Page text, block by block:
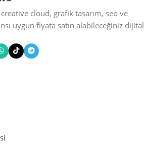
cloud, grafik tasarım, seo ve
uygun fiyata satın alabileceğiniz dijital